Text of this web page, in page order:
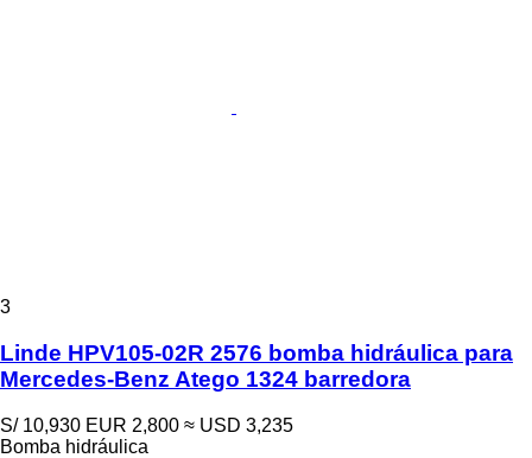
3
Linde HPV105-02R 2576 bomba hidráulica para
Mercedes-Benz Atego 1324 barredora
S/ 10,930 EUR 2,800 ≈ USD 3,235
Bomba hidráulica